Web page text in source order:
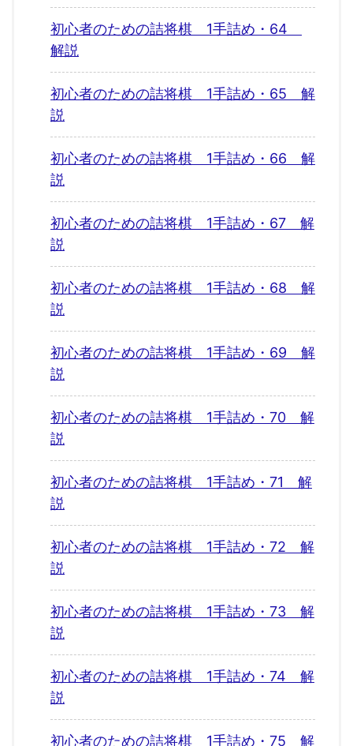
初心者のための詰将棋 1手詰め・64
解説
初心者のための詰将棋 1手詰め・65 解
説
初心者のための詰将棋 1手詰め・66 解
説
初心者のための詰将棋 1手詰め・67 解
説
初心者のための詰将棋 1手詰め・68 解
説
初心者のための詰将棋 1手詰め・69 解
説
初心者のための詰将棋 1手詰め・70 解
説
初心者のための詰将棋 1手詰め・71 解
説
初心者のための詰将棋 1手詰め・72 解
説
初心者のための詰将棋 1手詰め・73 解
説
初心者のための詰将棋 1手詰め・74 解
説
初心者のための詰将棋 1手詰め・75 解